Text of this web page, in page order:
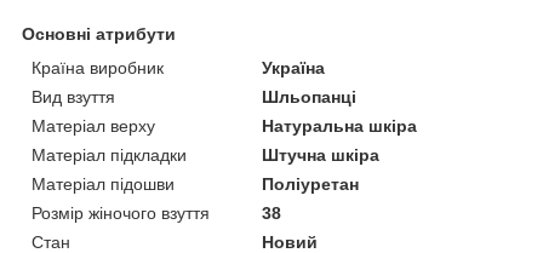
Основні атрибути
Країна виробник
Україна
Вид взуття
Шльопанці
Матеріал верху
Натуральна шкіра
Матеріал підкладки
Штучна шкіра
Матеріал підошви
Поліуретан
Розмір жіночого взуття
38
Стан
Новий